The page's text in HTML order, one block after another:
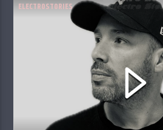
ELECTROSTORIES